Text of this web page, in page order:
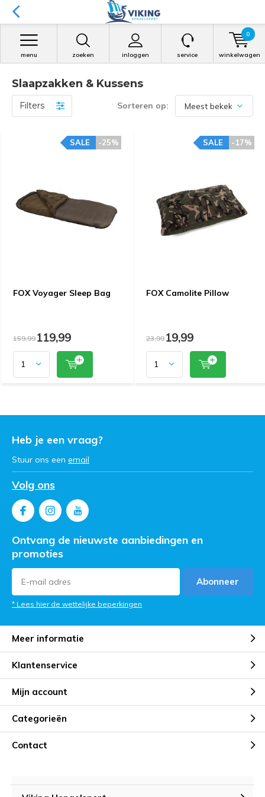
zoeken inloggen
menu service winkelwagen
0
Slaapzakken & Kussens
Filters Sorteren op:
FOX Voyager Sleep Bag
-25%
SALE
159,99119,99
FOX Camolite Pillow
-17%
SALE
23,9919,99
Heb je een vraag?
Stuur ons een email
Volg ons
Ontvang de nieuwste aanbiedingen en
promoties
Abonneer
* Lees hier de wettelijke beperkingen
Meer informatie
Klantenservice
Mijn account
Categorieën
Contact